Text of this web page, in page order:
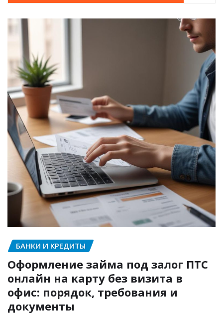
БАНКИ И КРЕДИТЫ
Оформление займа под залог ПТС
онлайн на карту без визита в
офис: порядок, требования и
документы